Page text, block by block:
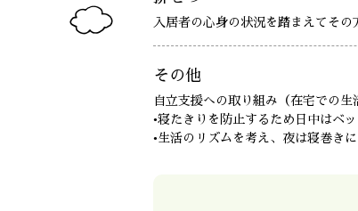
入居者の心身の状況を踏まえてそ
その他
自立支援への取り組み（在宅での生
•寝たきりを防止するため日中はベ
•生活のリズムを考え、夜は寝巻き